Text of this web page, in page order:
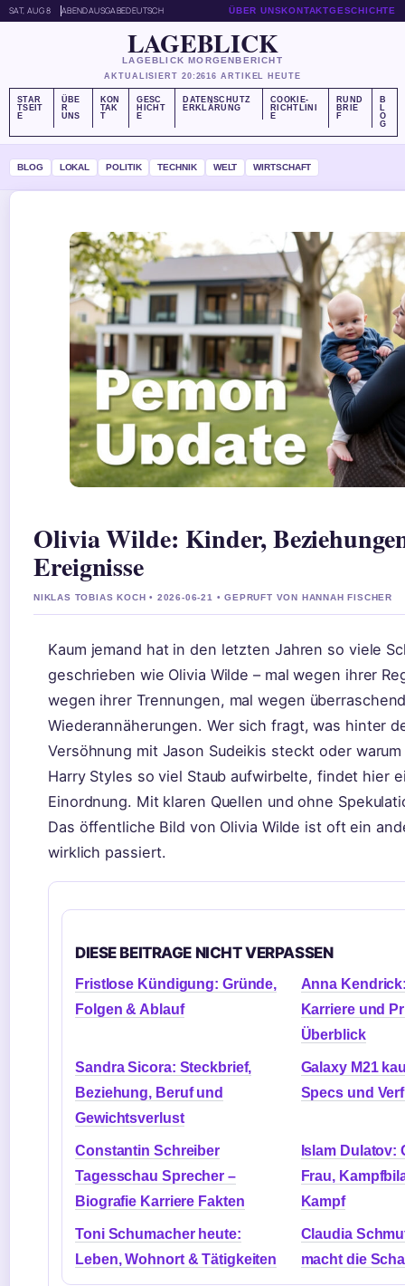
SAT, AUG 8 ABENDAUSGABEDEUTSCH ÜBER UNSKONTAKTGESCHICHTE
LAGEBLICK
LAGEBLICK MORGENBERICHT
AKTUALISIERT 20:2616 ARTIKEL HEUTE
STAR
TSEIT
E
ÜBE
R
UNS
KON
TAK
T
GESC
HICHT
E
DATENSCHUTZ
ERKLÄRUNG
COOKIE-
RICHTLINI
E
RUND
BRIE
F
B
L
O
G
BLOG LOKAL POLITIK TECHNIK WELT WIRTSCHAFT
Olivia Wilde: Kinder,
Ereignisse
NIKLAS TOBIAS KOCH • 2026-06-21 • GEPRUFT VON HANNAH FISCHER
Kaum jemand hat in den letzten Jahren so viele
geschrieben wie Olivia Wilde – mal wegen ihrer
wegen ihrer Trennungen, mal wegen
Wiederannäherungen. Wer sich fragt, was hinter
Versöhnung mit Jason Sudeikis steckt oder
Harry Styles so viel Staub aufwirbelte, findet hier
Einordnung. Mit klaren Quellen und ohne
Das öffentliche Bild von Olivia Wilde ist oft ein
wirklich passiert.
DIESE BEITRAGE NICHT VERPASSEN
Fristlose Kündigung: Gründe,
Folgen & Ablauf
Anna
Karriere und
Überblick
Sandra Sicora: Steckbrief,
Beziehung, Beruf und
Gewichtsverlust
Galaxy M21
Specs und
Constantin Schreiber
Tagesschau Sprecher –
Biografie Karriere Fakten
Islam Dulatov:
Frau,
Kampf
Toni Schumacher heute:
Leben, Wohnort & Tätigkeiten
Claudia
macht die